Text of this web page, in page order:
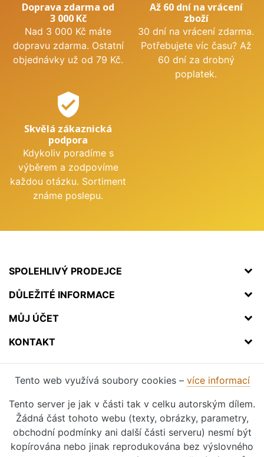
Doprava zdarma od
3 000 Kč
Nad 3 000 Kč máte
dopravu zdarma. Ostatní
objednávky už od 79 Kč.
Až 60 dní na vrácení
zboží
30 dní na vrácení zdarma.
Potřebujete víc času? Až
60 dní za drobný
poplatek.
verified_user
Skvělá zákaznická
podpora
Kdykoliv poradíme s
výběrem a zodpovíme
každou otázku. Sortiment
známe poslepu.
SPOLEHLIVÝ PRODEJCE
DŮLEŽITÉ INFORMACE
MŮJ ÚČET
KONTAKT
Tento web využívá soubory cookies – více informací
Tento server je jak v části tak v celku autorským dílem.
Žádná část tohoto webu (texty, obrázky, parametry,
obchodní podmínky ani další části serveru) nesmí být
kopírována nebo jinak reprodukována bez výslovného